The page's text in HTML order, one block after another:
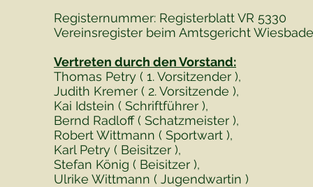
Registernummer: Registerblatt VR 5330
Vereinsregister beim Amtsgericht
Vertreten durch den Vorstand:
Thomas Petry ( 1. Vorsitzender ),
Judith Kremer ( 2. Vorsitzende ),
Kai Idstein ( Schriftführer ),
Bernd Radloff ( Schatzmeister ),
Robert Wittmann ( Sportwart ),
Karl Petry ( Beisitzer ),
Stefan König ( Beisitzer ),
Ulrike Wittmann ( Jugendwartin )